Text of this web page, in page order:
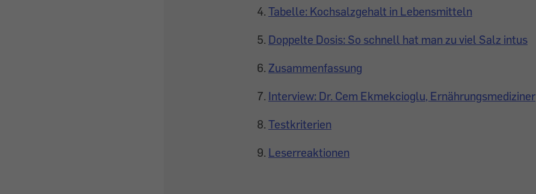
Tabelle: Kochsalzgehalt in Lebensmitteln
Doppelte Dosis: So schnell hat man zu viel Salz intus
Zusammenfassung
Interview: Dr. Cem Ekmekcioglu, Ernährungsmediziner
Testkriterien
Leserreaktionen